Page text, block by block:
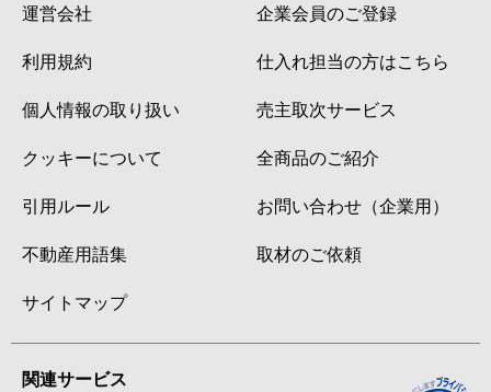
運営会社
利用規約
個人情報の取り扱い
クッキーについて
引用ルール
不動産用語集
サイトマップ
企業会員のご登録
仕入れ担当の方はこちら
売主取次サービス
全商品のご紹介
お問い合わせ（企業用）
取材のご依頼
関連サービス